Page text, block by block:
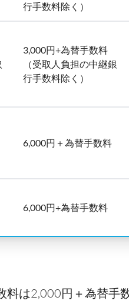
行手数料除く）
3,000円+為替手数料
（受取人負担の中継銀
行手数料除く）
6,000円＋為替手数料
6,000円+為替手数料
料は2,000円＋為替手